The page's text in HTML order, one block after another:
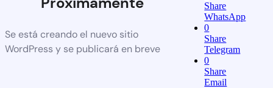
Se está creando el nuevo sitio
WordPress y se publicará en breve
Share
WhatsApp
0
Share
Telegram
0
Share
Email